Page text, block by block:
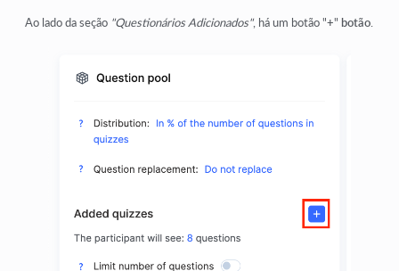
Ao lado da seção "Questionários Adicionados", há um botão "+" botão